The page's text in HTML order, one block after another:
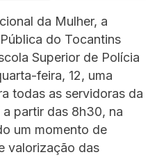
da Mulher, a
do Tocantins
Superior de Polícia
feira, 12, uma
todas as servidoras da
partir das 8h30, na
um momento de
valorização das